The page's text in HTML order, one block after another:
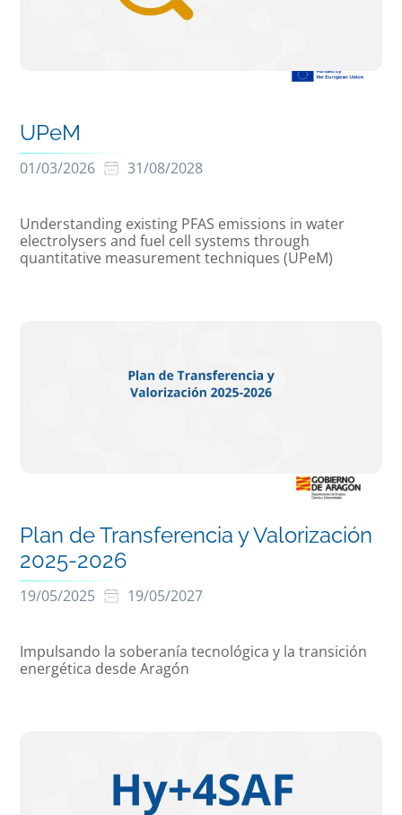
UPeM
01/03/2026 31/08/2028
Understanding existing PFAS emissions in water
electrolysers and fuel cell systems through
quantitative measurement techniques (UPeM)
Plan de Transferencia y Valorización
2025-2026
19/05/2025 19/05/2027
Impulsando la soberanía tecnológica y la transición
energética desde Aragón